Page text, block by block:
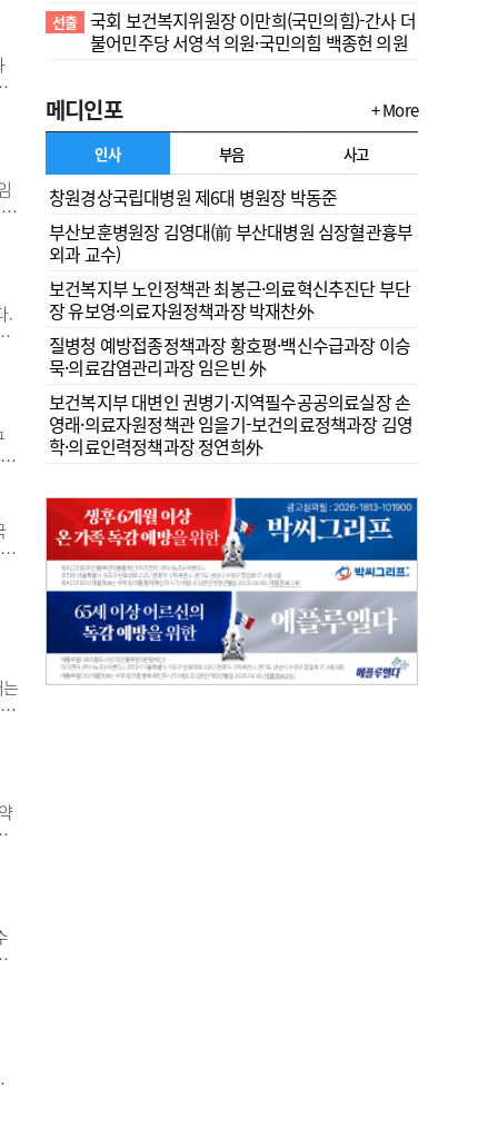
.
선출 국회 보건복지위원장 이만희(국민의힘)-간사 더
불어민주당 서영석 의원·국민의힘 백종헌 의원
메디인포 + More
인사 부음 사고
창원경상국립대병원 제6대 병원장 박동준
부산보훈병원장 김영대(前 부산대병원 심장혈관흉부
외과 교수)
보건복지부 노인정책관 최봉근·의료혁신추진단 부단
장 유보영·의료자원정책과장 박재찬外
질병청 예방접종정책과장 황호평·백신수급과장 이승
묵·의료감염관리과장 임은빈 外
보건복지부 대변인 권병기·지역필수공공의료실장 손
영래·의료자원정책관 임을기-보건의료정책과장 김영
학·의료인력정책과장 정연희外